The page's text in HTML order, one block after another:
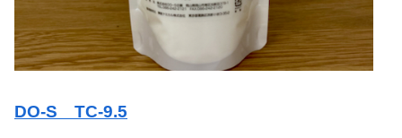
DO-S TC-9.5